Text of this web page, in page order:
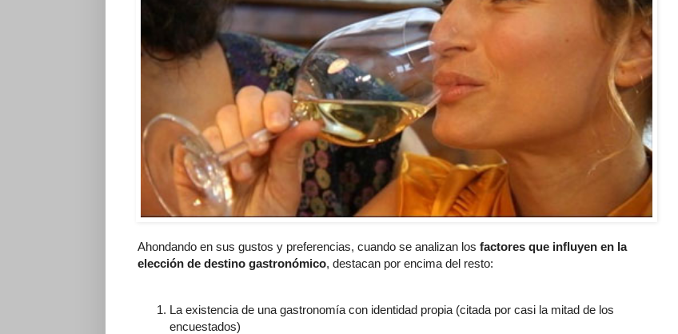
Ahondando en sus gustos y preferencias, cuando se analizan los factores que influyen en la
elección de destino gastronómico, destacan por encima del resto:
La existencia de una gastronomía con identidad propia (citada por casi la mitad de los
encuestados)